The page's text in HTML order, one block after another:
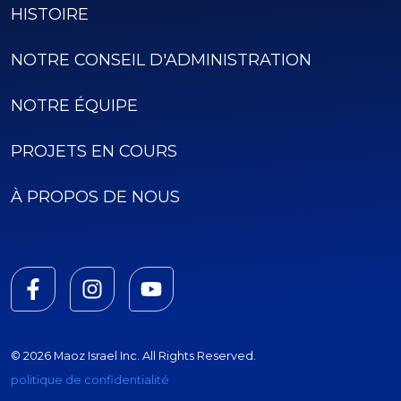
HISTOIRE
NOTRE CONSEIL D'ADMINISTRATION
NOTRE ÉQUIPE
PROJETS EN COURS
À PROPOS DE NOUS
© 2026 Maoz Israel Inc. All Rights Reserved.
politique de confidentialité